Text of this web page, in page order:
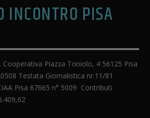
INCONTRO PISA
Cooperativa Piazza Toniolo, 4 56125 Pisa
Testata Giornalistica nr.11/81
Pisa 67665 n° 5009 Contributi